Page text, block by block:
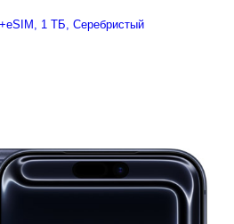
1 ТБ, Серебристый